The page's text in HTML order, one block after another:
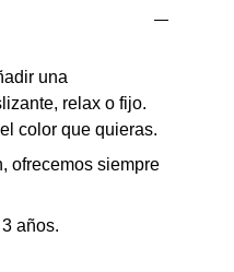
una
relax o fijo.
color que quieras.
ofrecemos siempre
años.